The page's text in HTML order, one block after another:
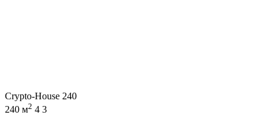
Crypto-House 240
240 м2 4 3